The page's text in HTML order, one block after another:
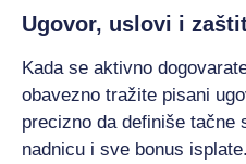
Ugovor, uslovi i
Kada se aktivno
obavezno tražite pisani
precizno da definiše tačne
nadnicu i sve bonus